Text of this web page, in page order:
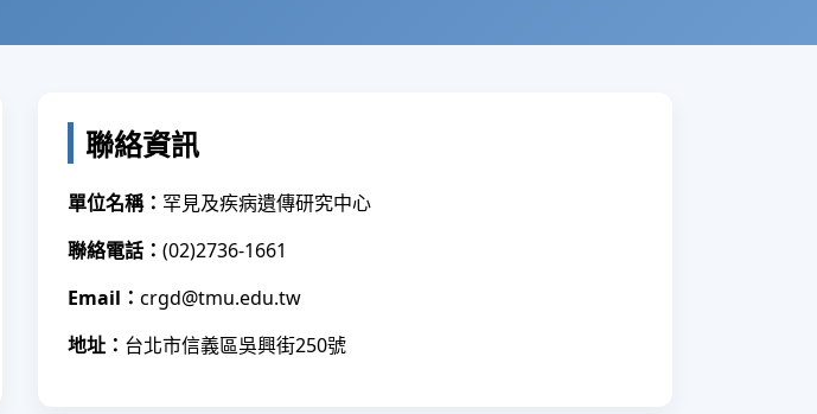
聯絡資訊
單位名稱： 罕見及疾病遺傳研究中心
聯絡電話： (02)2736-1661
Email： crgd@tmu.edu.tw
地址： 台北市信義區吳興街250號